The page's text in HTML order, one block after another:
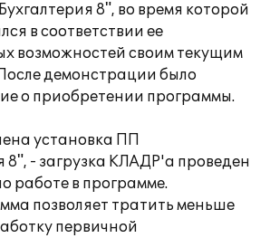
8", во время которой
в соответствии ее
возможностей своим текущим
демонстрации было
о приобретении программы.
установка ПП
8", - загрузка КЛАДР'a проведен
работе в программе.
позволяет тратить меньше
первичной